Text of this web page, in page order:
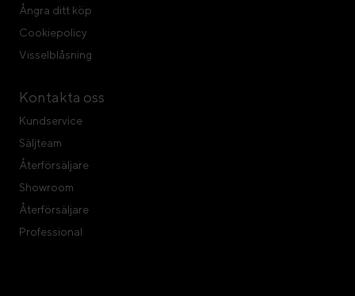
Ångra ditt köp
Cookiepolicy
Visselblåsning
Kontakta oss
Kundservice
Säljteam
Återförsäljare
Showroom
Återförsäljare
Professional